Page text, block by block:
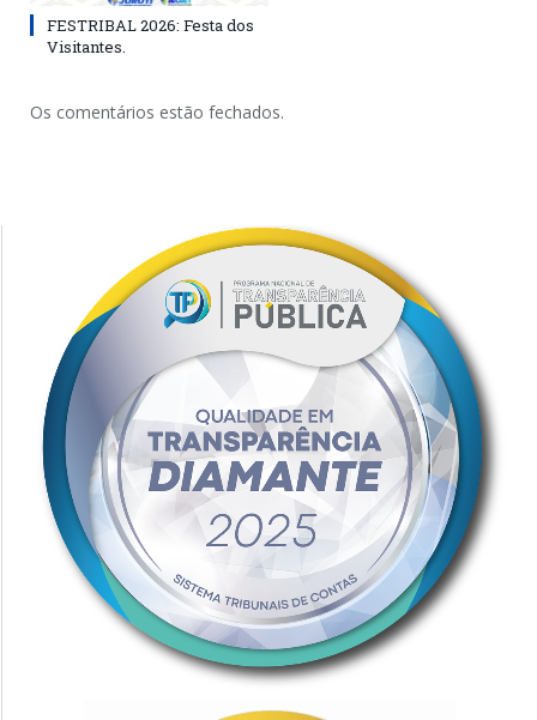
FESTRIBAL 2026: Festa dos
Visitantes.
Os comentários estão fechados.